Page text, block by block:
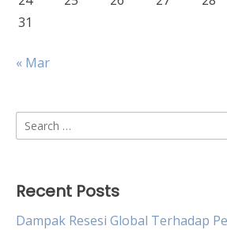
31
« Mar
Search
for:
Recent Posts
Dampak Resesi Global Terhadap